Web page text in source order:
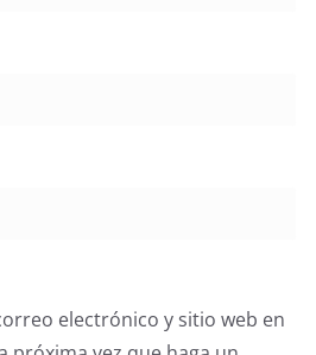
electrónico y sitio web en